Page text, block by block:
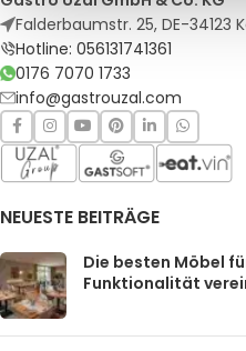
Falderbaumstr. 25, DE-34123
Hotline: 056131741361
0176 7070 1733
info@gastrouzal.com
NEUESTE BEITRÄGE
Die besten Möbel
Funktionalität